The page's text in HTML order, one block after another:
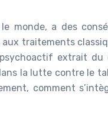
monde, a des
traitements
extrait du
la lutte contre le
comment